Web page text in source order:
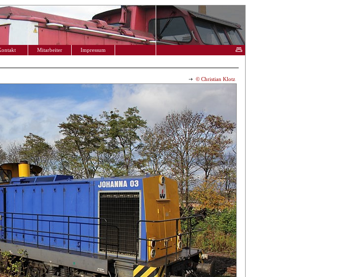
Mitarbeiter Impressum
© Christian Klotz